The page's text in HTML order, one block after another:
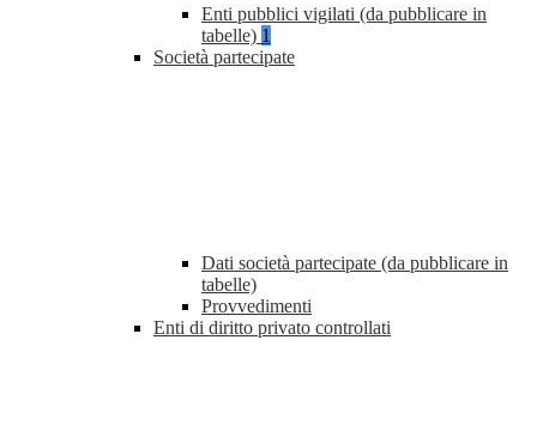
Enti pubblici vigilati (da pubblicare in
tabelle) 1
Società partecipate
Dati società partecipate (da pubblicare in
tabelle)
Provvedimenti
Enti di diritto privato controllati